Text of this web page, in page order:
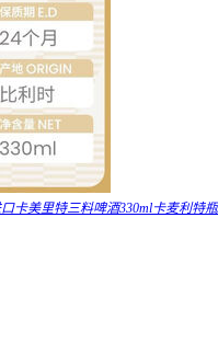
卡美里特三料啤酒330ml卡麦利特瓶